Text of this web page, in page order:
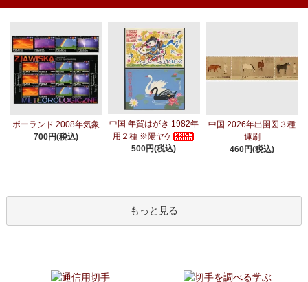
ポーランド 2008年気象
700円(税込)
中国 年賀はがき 1982年
用２種 ※陽ヤケ
500円(税込)
中国 2026年出圉図３種
連刷
460円(税込)
もっと見る